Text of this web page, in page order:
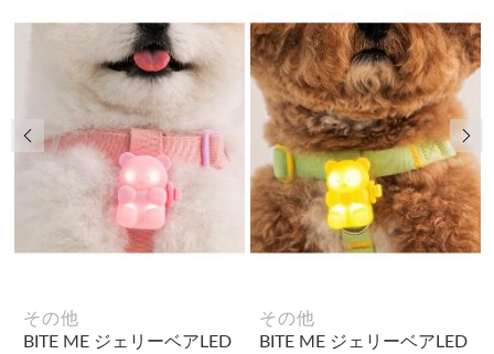
その他
BITE ME ジェリーベアLED
その他
BITE ME ジェリーベアLED
前の画像 次